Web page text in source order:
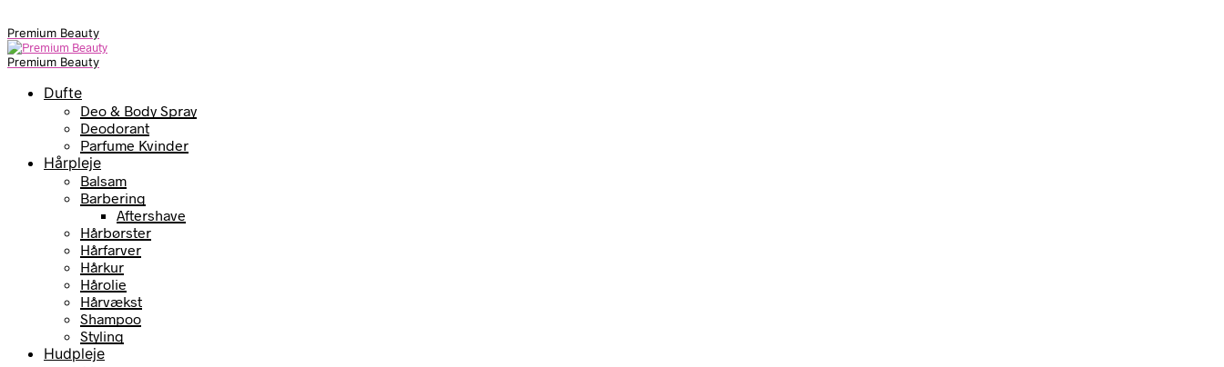
Premium Beauty
Premium Beauty
Dufte
Deo & Body Spray
Deodorant
Parfume Kvinder
Hårpleje
Balsam
Barbering
Aftershave
Hårbørster
Hårfarver
Hårkur
Hårolie
Hårvækst
Shampoo
Styling
Hudpleje